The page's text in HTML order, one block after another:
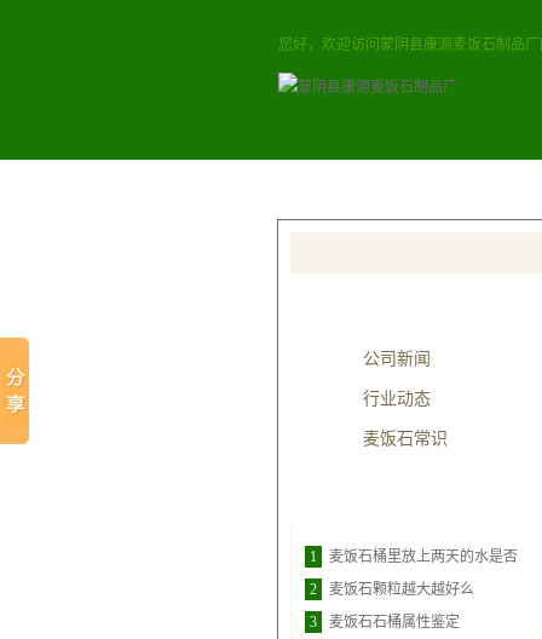
您好，欢迎访问蒙阴县康源麦饭石制品
公司新闻
行业动态
麦饭石常识
1
麦饭石桶里放上两天的水是否
2
麦饭石颗粒越大越好么
3
麦饭石石桶属性鉴定